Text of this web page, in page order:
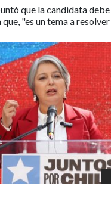
que la candidata
"es un tema a